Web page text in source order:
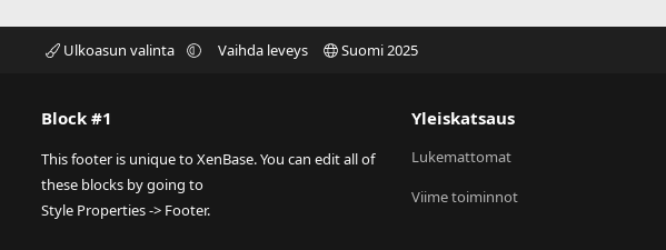
Ulkoasun valinta Vaihda leveys Suomi 2025
Block #1
This footer is unique to XenBase. You can edit all of
these blocks by going to
Style Properties -> Footer.
Yleiskatsaus
Lukemattomat
Viime toiminnot